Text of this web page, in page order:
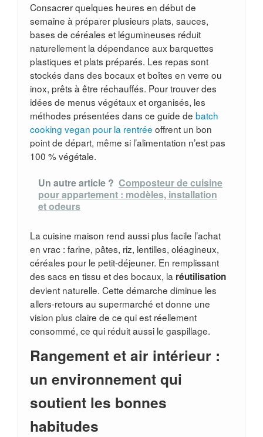
Consacrer quelques heures en début de
semaine à préparer plusieurs plats, sauces,
bases de céréales et légumineuses réduit
naturellement la dépendance aux barquettes
plastiques et plats préparés. Les repas sont
stockés dans des bocaux et boîtes en verre ou
inox, prêts à être réchauffés. Pour trouver des
idées de menus végétaux et organisés, les
méthodes présentées dans ce guide de batch
cooking vegan pour la rentrée offrent un bon
point de départ, même si l’alimentation n’est pas
100 % végétale.
Un autre article ? Composteur de cuisine
pour appartement : modèles, installation
et odeurs
La cuisine maison rend aussi plus facile l’achat
en vrac : farine, pâtes, riz, lentilles, oléagineux,
céréales pour le petit-déjeuner. En remplissant
des sacs en tissu et des bocaux, la réutilisation
devient naturelle. Cette démarche diminue les
allers-retours au supermarché et donne une
vision plus claire de ce qui est réellement
consommé, ce qui réduit aussi le gaspillage.
Rangement et air intérieur :
un environnement qui
soutient les bonnes
habitudes